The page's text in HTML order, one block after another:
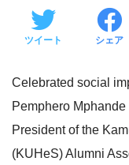
ツイート シェア
Celebrated social
Pemphero
President of the
(KUHeS) Alumni